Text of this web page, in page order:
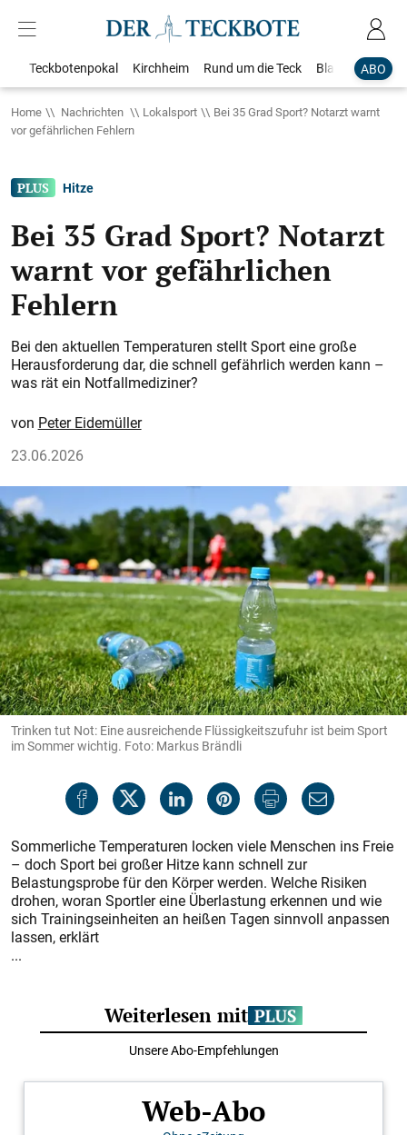
ABO
Teckbotenpokal Kirchheim Rund um die Teck Blaulicht
Home Nachrichten Lokalsport
Bei 35 Grad Sport? Notarzt warnt
vor gefährlichen Fehlern
Hitze
Bei 35 Grad Sport? Notarzt
warnt vor gefährlichen
Fehlern
Bei den aktuellen Temperaturen stellt Sport eine große
Herausforderung dar, die schnell gefährlich werden kann –
was rät ein Notfallmediziner?
Peter Eidemüller
23.06.2026
Trinken tut Not: Eine ausreichende Flüssigkeitszufuhr ist beim Sport
im Sommer wichtig. Foto: Markus Brändli
Sommerliche Temperaturen locken viele Menschen ins Freie
– doch Sport bei großer Hitze kann schnell zur
Belastungsprobe für den Körper werden. Welche Risiken
drohen, woran Sportler eine Überlastung erkennen und wie
sich Trainingseinheiten an heißen Tagen sinnvoll anpassen
lassen, erklärt
...